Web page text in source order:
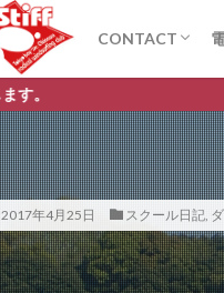
CONTACT
2017年4月25日 スクール日記,